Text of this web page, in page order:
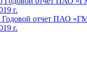
г.
Годовой отчет ПАО
г.